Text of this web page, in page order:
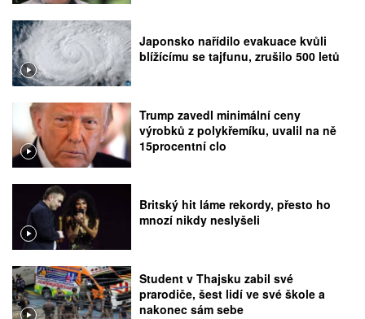
Japonsko nařídilo evakuace kvůli
blížícímu se tajfunu, zrušilo 500 letů
Trump zavedl minimální ceny
výrobků z polykřemíku, uvalil na ně
15procentní clo
Britský hit láme rekordy, přesto ho
mnozí nikdy neslyšeli
Student v Thajsku zabil své
prarodiče, šest lidí ve své škole a
nakonec sám sebe